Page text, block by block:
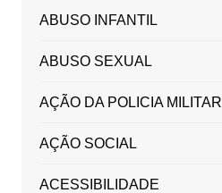
ABUSO INFANTIL
ABUSO SEXUAL
AÇÃO DA POLICIA MILITAR
AÇÃO SOCIAL
ACESSIBILIDADE